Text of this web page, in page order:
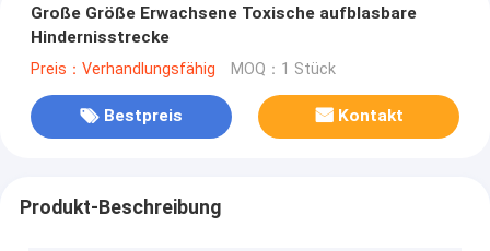
Große Größe Erwachsene Toxische aufblasbare
Hindernisstrecke
Preis：Verhandlungsfähig MOQ：1 Stück
Bestpreis Kontakt
Produkt-Beschreibung